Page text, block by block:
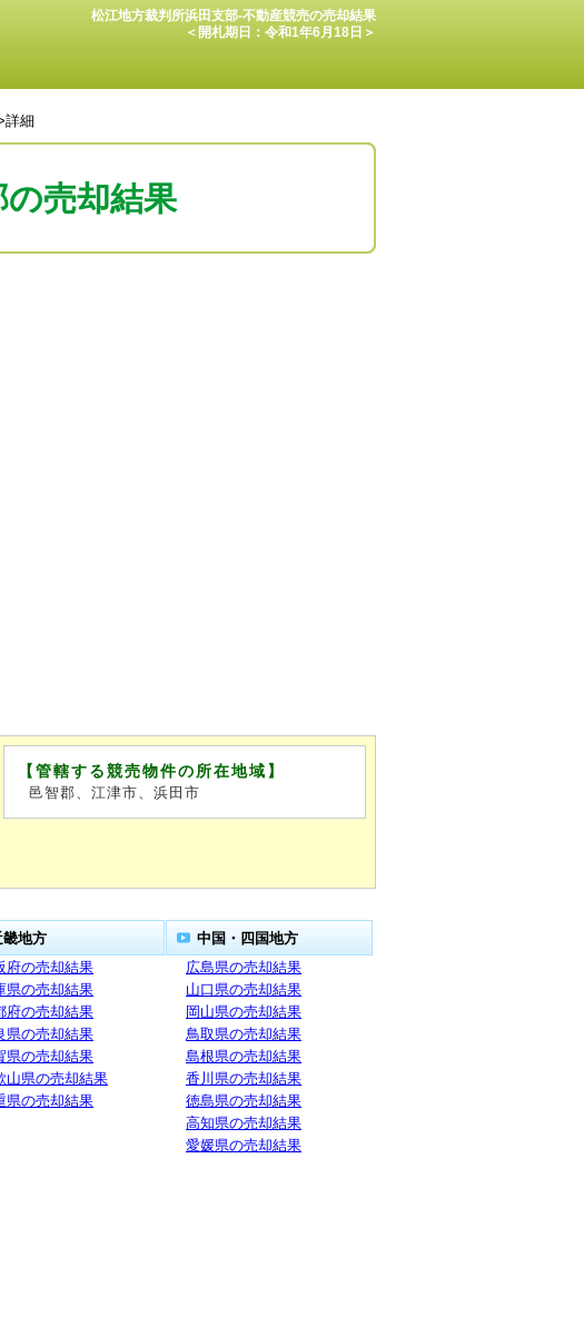
松江地方裁判所浜田支部-不動産競売の売却結果
＜開札期日：令和1年6月18日＞
細
売却結果
【管轄する競売物件の所在地域】
邑智郡、江津市、浜田市
畿地方
府の売却結果
県の売却結果
府の売却結果
県の売却結果
県の売却結果
山県の売却結果
県の売却結果
中国・四国地方
広島県の売却結果
山口県の売却結果
岡山県の売却結果
鳥取県の売却結果
島根県の売却結果
香川県の売却結果
徳島県の売却結果
高知県の売却結果
愛媛県の売却結果